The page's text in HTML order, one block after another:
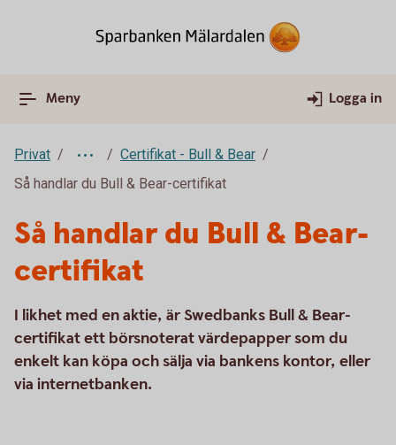
Meny Logga in
Privat
Certifikat - Bull & Bear
Så handlar du Bull & Bear-certifikat
Så handlar du Bull & Bear-
certifikat
I likhet med en aktie, är Swedbanks Bull & Bear-
certifikat ett börsnoterat värdepapper som du
enkelt kan köpa och sälja via bankens kontor, eller
via internetbanken.